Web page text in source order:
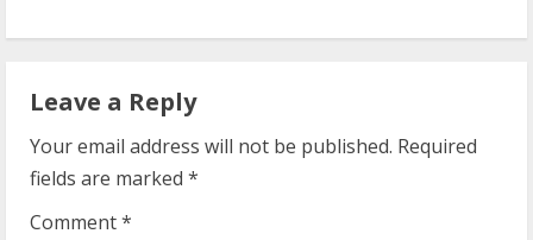
u
e
R
Leave a Reply
Your email address will not be published. Required
fields are marked *
Comment*